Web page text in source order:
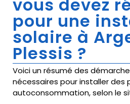
vous devez
pour une
solaire à
Plessis ?
Voici un résumé des
nécessaires pour installer des
autoconsommation, selon le site